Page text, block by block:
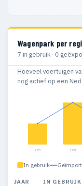
Wagenpark per
7 in gebruik · 0
Hoeveel voertuigen
nog actief op een
1973 1974
In gebruik
JAAR IN GEBRUIK